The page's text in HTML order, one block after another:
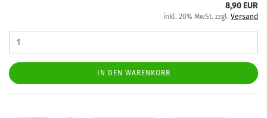
8,90 EUR
inkl. 20% MwSt. zzgl. Versand
IN DEN WARENKORB